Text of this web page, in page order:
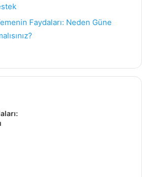
Faydaları: Neden Güne